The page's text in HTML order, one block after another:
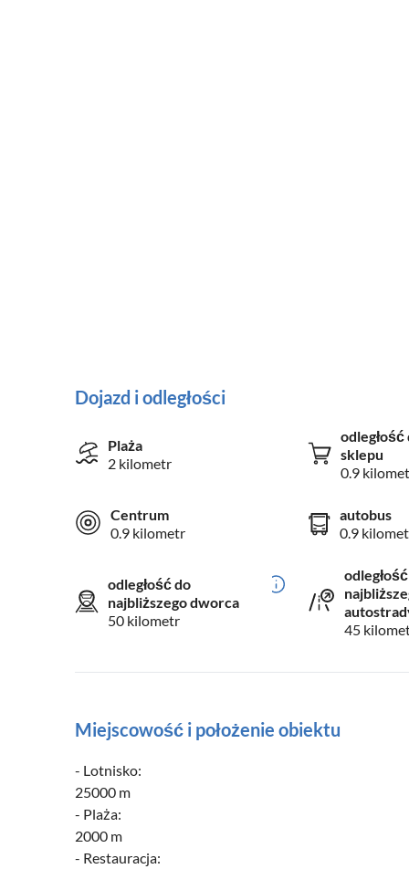
Dojazd i odległości
Plaża
2 kilometr
odległość
sklepu
0.9
Centrum
0.9 kilometr
autobus
0.9
odległość do
najbliższego dworca
50 kilometr
45
Miejscowość i położenie obiektu
- Lotnisko:
25000 m
- Plaża:
2000 m
- Restauracja: